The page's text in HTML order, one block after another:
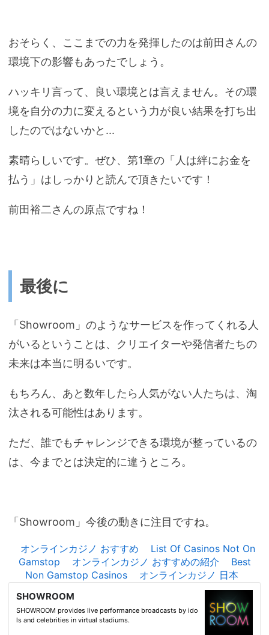
おそらく、ここまでの力を発揮したのは前田さんの
環境下の影響もあったでしょう。
ハッキリ言って、良い環境とは言えません。その環
境を自分の力に変えるという力が良い結果を打ち出
したのではないかと...
素晴らしいです。ぜひ、第1章の「人は絆にお金を
払う」はしっかりと読んで頂きたいです！
前田裕二さんの原点ですね！
最後に
「Showroom」のようなサービスを作ってくれる人
がいるということは、クリエイターや発信者たちの
未来は本当に明るいです。
もちろん、あと数年したら人気がない人たちは、淘
汰される可能性はあります。
ただ、誰でもチャレンジできる環境が整っているの
は、今までとは決定的に違うところ。
「Showroom」今後の動きに注目ですね。